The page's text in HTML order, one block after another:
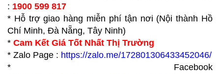
: 1900 599 817
* Hỗ trợ giao hàng miễn phí tận nơi (Nội thành Hồ
Chí Minh, Đà Nẵng, Tây Ninh)
* Cam Kết Giá Tốt Nhất Thị Trường
* Zalo Page : https://zalo.me/172801306433452046/
* Facebook